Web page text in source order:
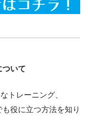
ついて
トレーニング、
役に立つ方法を知り